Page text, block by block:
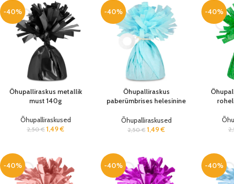
-40%
Õhupalliraskus metallik
must 140g
Õhupalliraskused
2,50€ 1,49€
-40%
Õhupalliraskus
paberümbrises helesinine
Õhupalliraskused
2,50€ 1,49€
-40%
-40% -40% -40%